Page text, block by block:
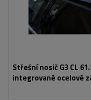
Střešní nosič G3 CL
integrované ocelové